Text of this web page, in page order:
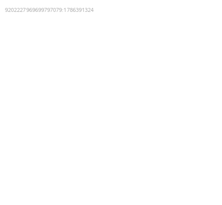
9202227969699797079:1786391324